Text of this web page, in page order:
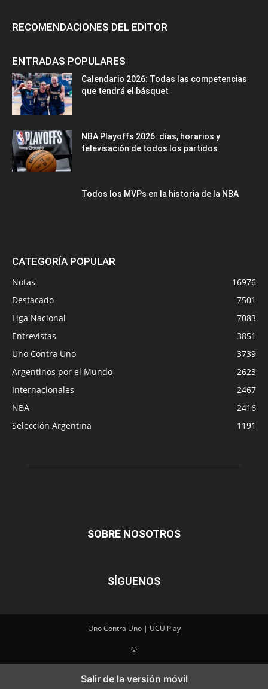
RECOMENDACIONES DEL EDITOR
ENTRADAS POPULARES
Calendario 2026: Todas las competencias
que tendrá el básquet
NBA Playoffs 2026: días, horarios y
televisación de todos los partidos
Todos los MVPs en la historia de la NBA
CATEGORÍA POPULAR
Notas
16976
Destacado
7501
Liga Nacional
7083
Entrevistas
3851
Uno Contra Uno
3739
Argentinos por el Mundo
2623
Internacionales
2467
NBA
2416
Selección Argentina
1191
SOBRE NOSOTROS
SÍGUENOS
Uno Contra Uno | UCU Play
©
Salir de la versión móvil